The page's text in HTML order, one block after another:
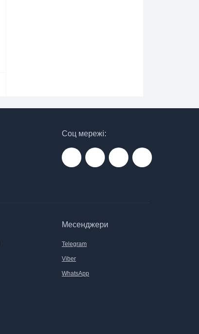
Соц мережі:
Месенджери
Telegram
Viber
WhatsApp